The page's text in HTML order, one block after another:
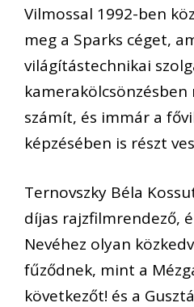
Vilmossal 1992-ben
meg a Sparks céget,
világítástechnikai
számít, és immár a
képzésében is részt
Ternovszky Béla
díjas rajzfilmrendező,
Nevéhez olyan
fűződnek, mint a
következőt! és a